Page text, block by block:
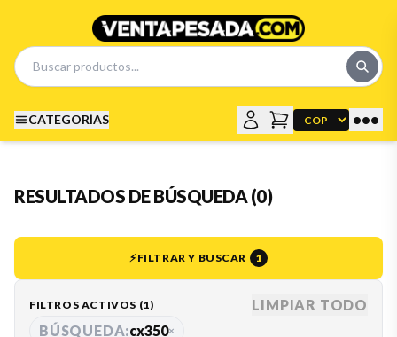
CATEGORÍAS •••
RESULTADOS DE BÚSQUEDA (0)
⚡FILTRAR Y BUSCAR 1
FILTROS ACTIVOS (1)
LIMPIAR TODO
BÚSQUEDA:cx350×